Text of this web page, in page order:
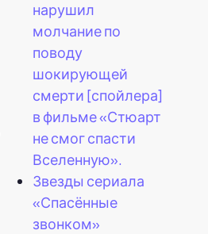
нарушил
молчание по
поводу
шокирующей
смерти [спойлера]
в фильме «Стюарт
не смог спасти
Вселенную».
Звезды сериала
«Спасённые
звонком»